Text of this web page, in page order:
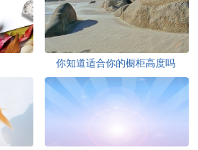
你知道适合你的橱柜高度吗